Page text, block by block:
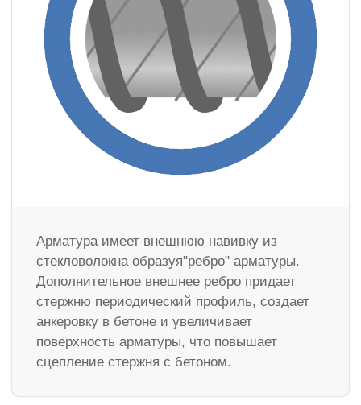
Арматура имеет внешнюю навивку из
стекловолокна образуя"ребро" арматуры.
Дополнительное внешнее ребро придает
стержню периодический профиль, создает
анкеровку в бетоне и увеличивает
поверхность арматуры, что повышает
сцепление стержня с бетоном.